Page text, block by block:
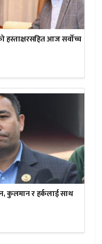
हस्ताक्षरसहित आज सर्वोच्च
कुलमान र हर्कलाई साथ